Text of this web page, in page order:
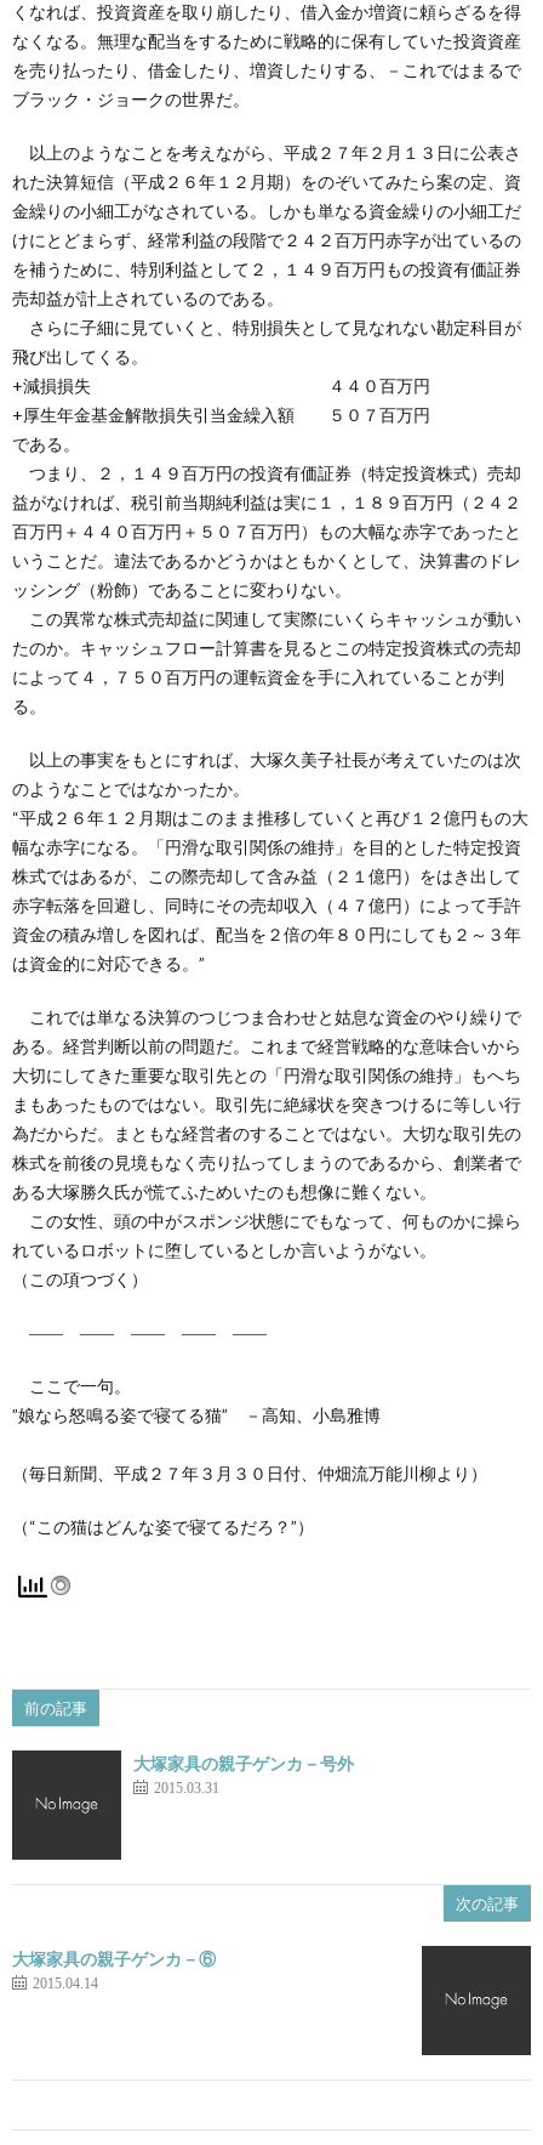
くなれば、投資資産を取り崩したり、借入金か増資に頼らざるを得
なくなる。無理な配当をするために戦略的に保有していた投資資産
を売り払ったり、借金したり、増資したりする、－これではまるで
ブラック・ジョークの世界だ。
以上のようなことを考えながら、平成２７年２月１３日に公表さ
れた決算短信（平成２６年１２月期）をのぞいてみたら案の定、資
金繰りの小細工がなされている。しかも単なる資金繰りの小細工だ
けにとどまらず、経常利益の段階で２４２百万円赤字が出ているの
を補うために、特別利益として２，１４９百万円もの投資有価証券
売却益が計上されているのである。
さらに子細に見ていくと、特別損失として見なれない勘定科目が
飛び出してくる。
+減損損失 ４４０百万円
+厚生年金基金解散損失引当金繰入額 ５０７百万円
である。
つまり、２，１４９百万円の投資有価証券（特定投資株式）売却
益がなければ、税引前当期純利益は実に１，１８９百万円（２４２
百万円＋４４０百万円＋５０７百万円）もの大幅な赤字であったと
いうことだ。違法であるかどうかはともかくとして、決算書のドレ
ッシング（粉飾）であることに変わりない。
この異常な株式売却益に関連して実際にいくらキャッシュが動い
たのか。キャッシュフロー計算書を見るとこの特定投資株式の売却
によって４，７５０百万円の運転資金を手に入れていることが判
る。
以上の事実をもとにすれば、大塚久美子社長が考えていたのは次
のようなことではなかったか。
“平成２６年１２月期はこのまま推移していくと再び１２億円もの大
幅な赤字になる。「円滑な取引関係の維持」を目的とした特定投資
株式ではあるが、この際売却して含み益（２１億円）をはき出して
赤字転落を回避し、同時にその売却収入（４７億円）によって手許
資金の積み増しを図れば、配当を２倍の年８０円にしても２～３年
は資金的に対応できる。”
これでは単なる決算のつじつま合わせと姑息な資金のやり繰りで
ある。経営判断以前の問題だ。これまで経営戦略的な意味合いから
大切にしてきた重要な取引先との「円滑な取引関係の維持」もへち
まもあったものではない。取引先に絶縁状を突きつけるに等しい行
為だからだ。まともな経営者のすることではない。大切な取引先の
株式を前後の見境もなく売り払ってしまうのであるから、創業者で
ある大塚勝久氏が慌てふためいたのも想像に難くない。
この女性、頭の中がスポンジ状態にでもなって、何ものかに操ら
れているロボットに堕しているとしか言いようがない。
（この項つづく）
―― ―― ―― ―― ――
ここで一句。
”娘なら怒鳴る姿で寝てる猫” －高知、小島雅博
（毎日新聞、平成２７年３月３０日付、仲畑流万能川柳より）
（“この猫はどんな姿で寝てるだろ？”）
前の記事
大塚家具の親子ゲンカ－号外
2015.03.31
次の記事
大塚家具の親子ゲンカ－⑥
2015.04.14